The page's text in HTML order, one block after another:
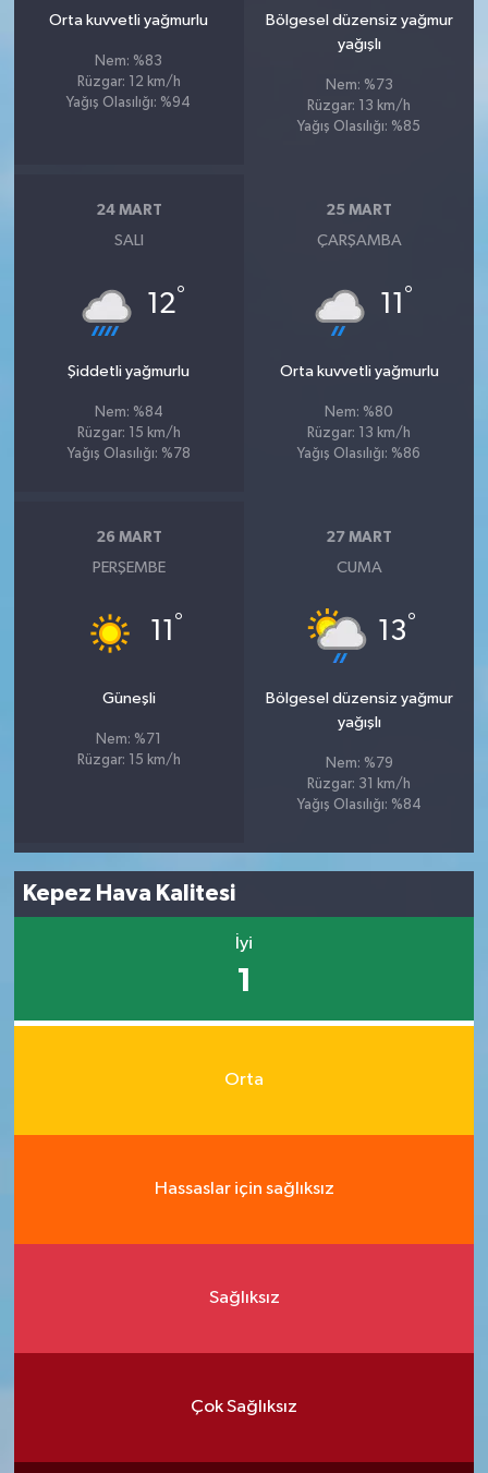
Orta kuvvetli yağmurlu
Nem: %83
Rüzgar: 12 km/h
Yağış Olasılığı: %94
Bölgesel düzensiz yağmur
yağışlı
Nem: %73
Rüzgar: 13 km/h
Yağış Olasılığı: %85
24 MART
SALI
12°
Şiddetli yağmurlu
Nem: %84
Rüzgar: 15 km/h
Yağış Olasılığı: %78
25 MART
ÇARŞAMBA
11 °
Orta kuvvetli yağmurlu
Nem: %80
Rüzgar: 13 km/h
Yağış Olasılığı: %86
26 MART
PERŞEMBE
11 °
Güneşli
Nem: %71
Rüzgar: 15 km/h
27 MART
CUMA
13°
Bölgesel düzensiz yağmur
yağışlı
Nem: %79
Rüzgar: 31 km/h
Yağış Olasılığı: %84
Kepez Hava Kalitesi
İyi
1
Orta
Hassaslar için sağlıksız
Sağlıksız
Çok Sağlıksız